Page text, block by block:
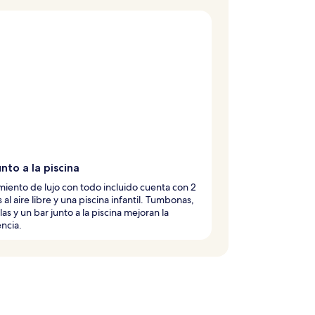
a la piscina
de lujo con todo incluido cuenta con 2
al aire libre y una piscina infantil. Tumbonas,
y un bar junto a la piscina mejoran la